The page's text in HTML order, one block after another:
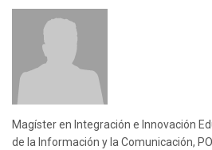
Magíster en Integración e Innovación
de la Información y la Comunicación,